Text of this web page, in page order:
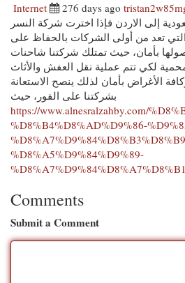
Internet 276 days ago
إلى الاردن فإذا اخترت شركة النسر
تعد من أولى الشركات بالحفاظ على
بأمان، حيث تمتلك شركتنا شاحنات
لكي تتم عملية نقل العفش والأثاث
الأغراض بأمان لذلك ينصح الاستعانة
بشركتنا على الفور، حيث
https://www.alnesralzahby.com/
%D8%B4%D8%AD%D9%86-
%D8%A5%D9%84%D9%89-
Comments
Submit a Comment